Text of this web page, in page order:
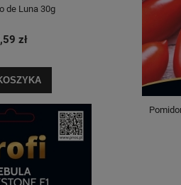
de Luna 30g
zł